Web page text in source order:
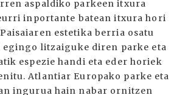
aspaldiko parkeen itxura
inportante batean itxura hori
estetika berria osatu
egingo litzaiguke diren parke eta
espezie handi eta eder horiek
Atlantiar Europako parke eta
ingurua hain nabar ornitzen